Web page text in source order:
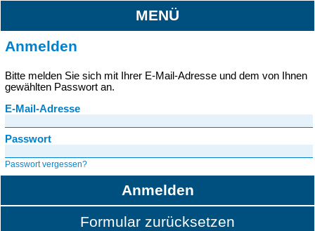
MENÜ
Anmelden
Bitte melden Sie sich mit Ihrer E-Mail-Adresse und dem von Ihnen
gewählten Passwort an.
E-Mail-Adresse
Passwort
Passwort vergessen?
Anmelden
Formular zurücksetzen